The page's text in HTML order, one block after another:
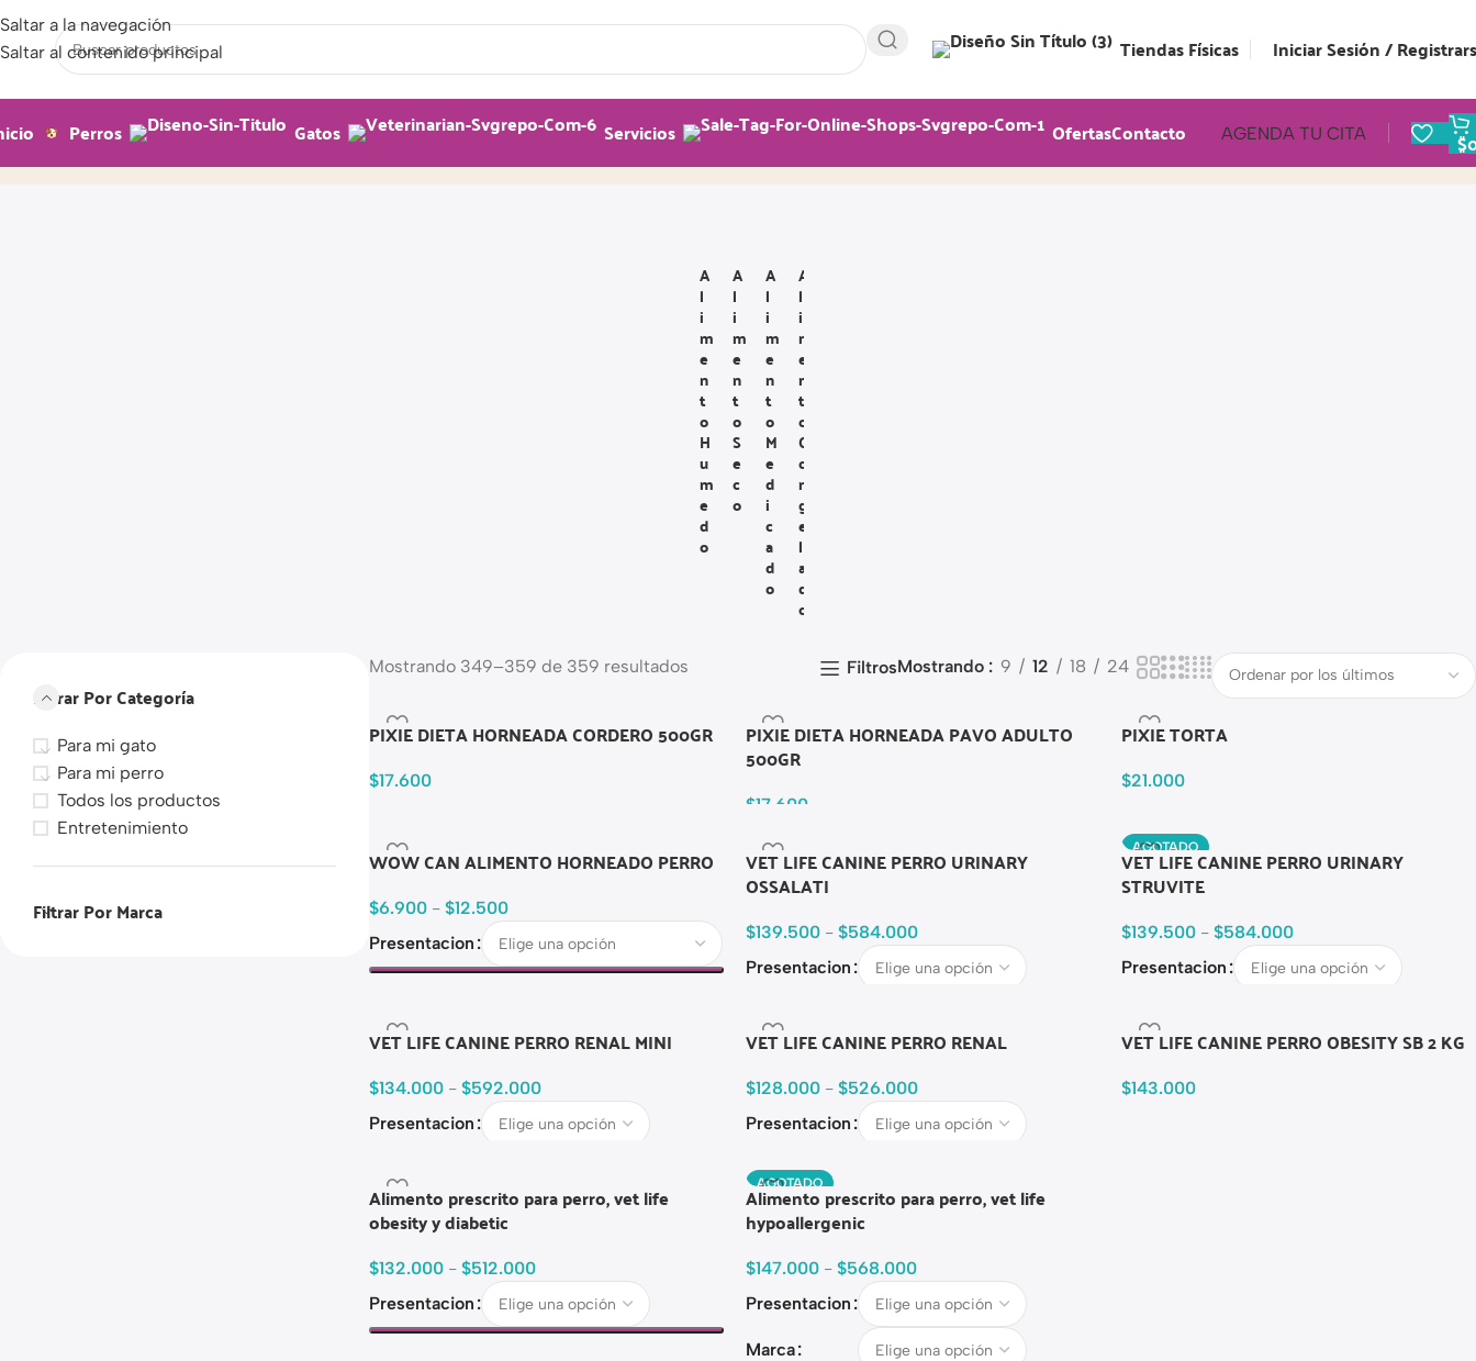
Saltar a la navegación
Saltar al contenido principal
Tiendas Físicas Iniciar Sesión /
Perros Gatos Servicios OfertasContacto AGENDA TU CITA $
Alimento
A
L
I
M
E
N
T
O
H
U
M
E
D
O
A
L
I
M
E
N
T
O
S
E
C
O
A
L
I
M
E
N
T
O
M
E
D
I
C
A
D
O
A
L
I
M
E
N
T
O
C
O
N
G
E
L
A
D
O
Filtrar Por Categoría
Para mi gato
Para mi perro
Todos los productos
Entretenimiento
Filtrar Por Marca
Mostrando 349–359 de 359 resultados FiltrosMostrando 9 12 18 24
PIXIE DIETA HORNEADA CORDERO 500GR
$17.600
PIXIE DIETA HORNEADA PAVO ADULTO
500GR
$17.600
PIXIE TORTA
$21.000
WOW CAN ALIMENTO HORNEADO PERRO
$6.900 - $12.500
Presentacion
VET LIFE CANINE PERRO URINARY
OSSALATI
$139.500 - $584.000
Presentacion
AGOTADO
VET LIFE CANINE PERRO URINARY
STRUVITE
$139.500 - $584.000
Presentacion
VET LIFE CANINE PERRO RENAL MINI
$134.000 - $592.000
Presentacion
VET LIFE CANINE PERRO RENAL
$128.000 - $526.000
Presentacion
VET LIFE CANINE PERRO OBESITY SB 2 KG
$143.000
Alimento prescrito para perro, vet life
obesity y diabetic
$132.000 - $512.000
Presentacion
AGOTADO
Alimento prescrito para perro, vet life
hypoallergenic
$147.000 - $568.000
Presentacion
Marca